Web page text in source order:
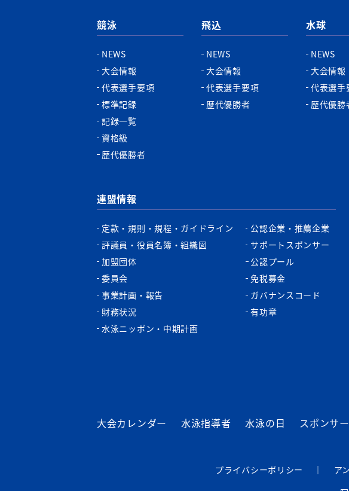
競泳
NEWS
大会情報
代表選手要項
標準記録
記録一覧
資格級
歴代優勝者
飛込
NEWS
大会情報
代表選手要項
歴代優勝者
水球
NEWS
大会情報
代表選手
歴代優勝
連盟情報
定款・規則・規程・ガイドライン
評議員・役員名簿・組織図
加盟団体
委員会
事業計画・報告
財務状況
水泳ニッポン・中期計画
公認企業・推薦企業
サポートスポンサー
公認プール
免税募金
ガバナンスコード
有功章
大会カレンダー 水泳指導者 水泳の日 スポンサー
プライバシーポリシー ｜ ア